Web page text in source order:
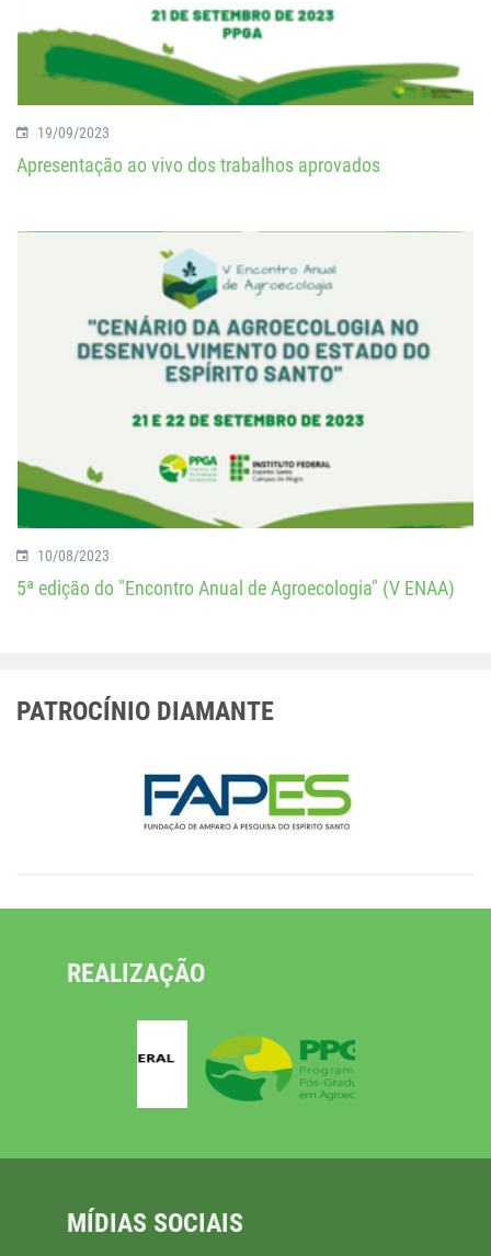
19/09/2023
Apresentação ao vivo dos trabalhos aprovados
10/08/2023
5ª edição do "Encontro Anual de Agroecologia" (V ENAA)
PATROCÍNIO DIAMANTE
REALIZAÇÃO
MÍDIAS SOCIAIS